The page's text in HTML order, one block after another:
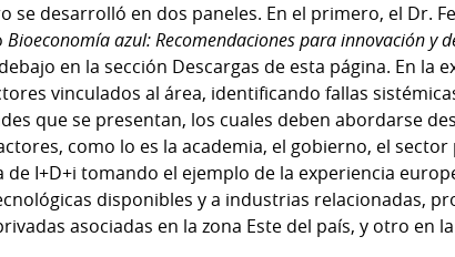
se desarrolló en dos paneles. En el primero, el Dr.
Bioeconomía azul: Recomendaciones para innovación y
en la sección Descargas de esta página. En la
vinculados al área, identificando fallas
que se presentan, los cuales deben abordarse
como lo es la academia, el gobierno, el
de I+D+i tomando el ejemplo de la experiencia
disponibles y a industrias relacionadas,
asociadas en la zona Este del país, y otro en